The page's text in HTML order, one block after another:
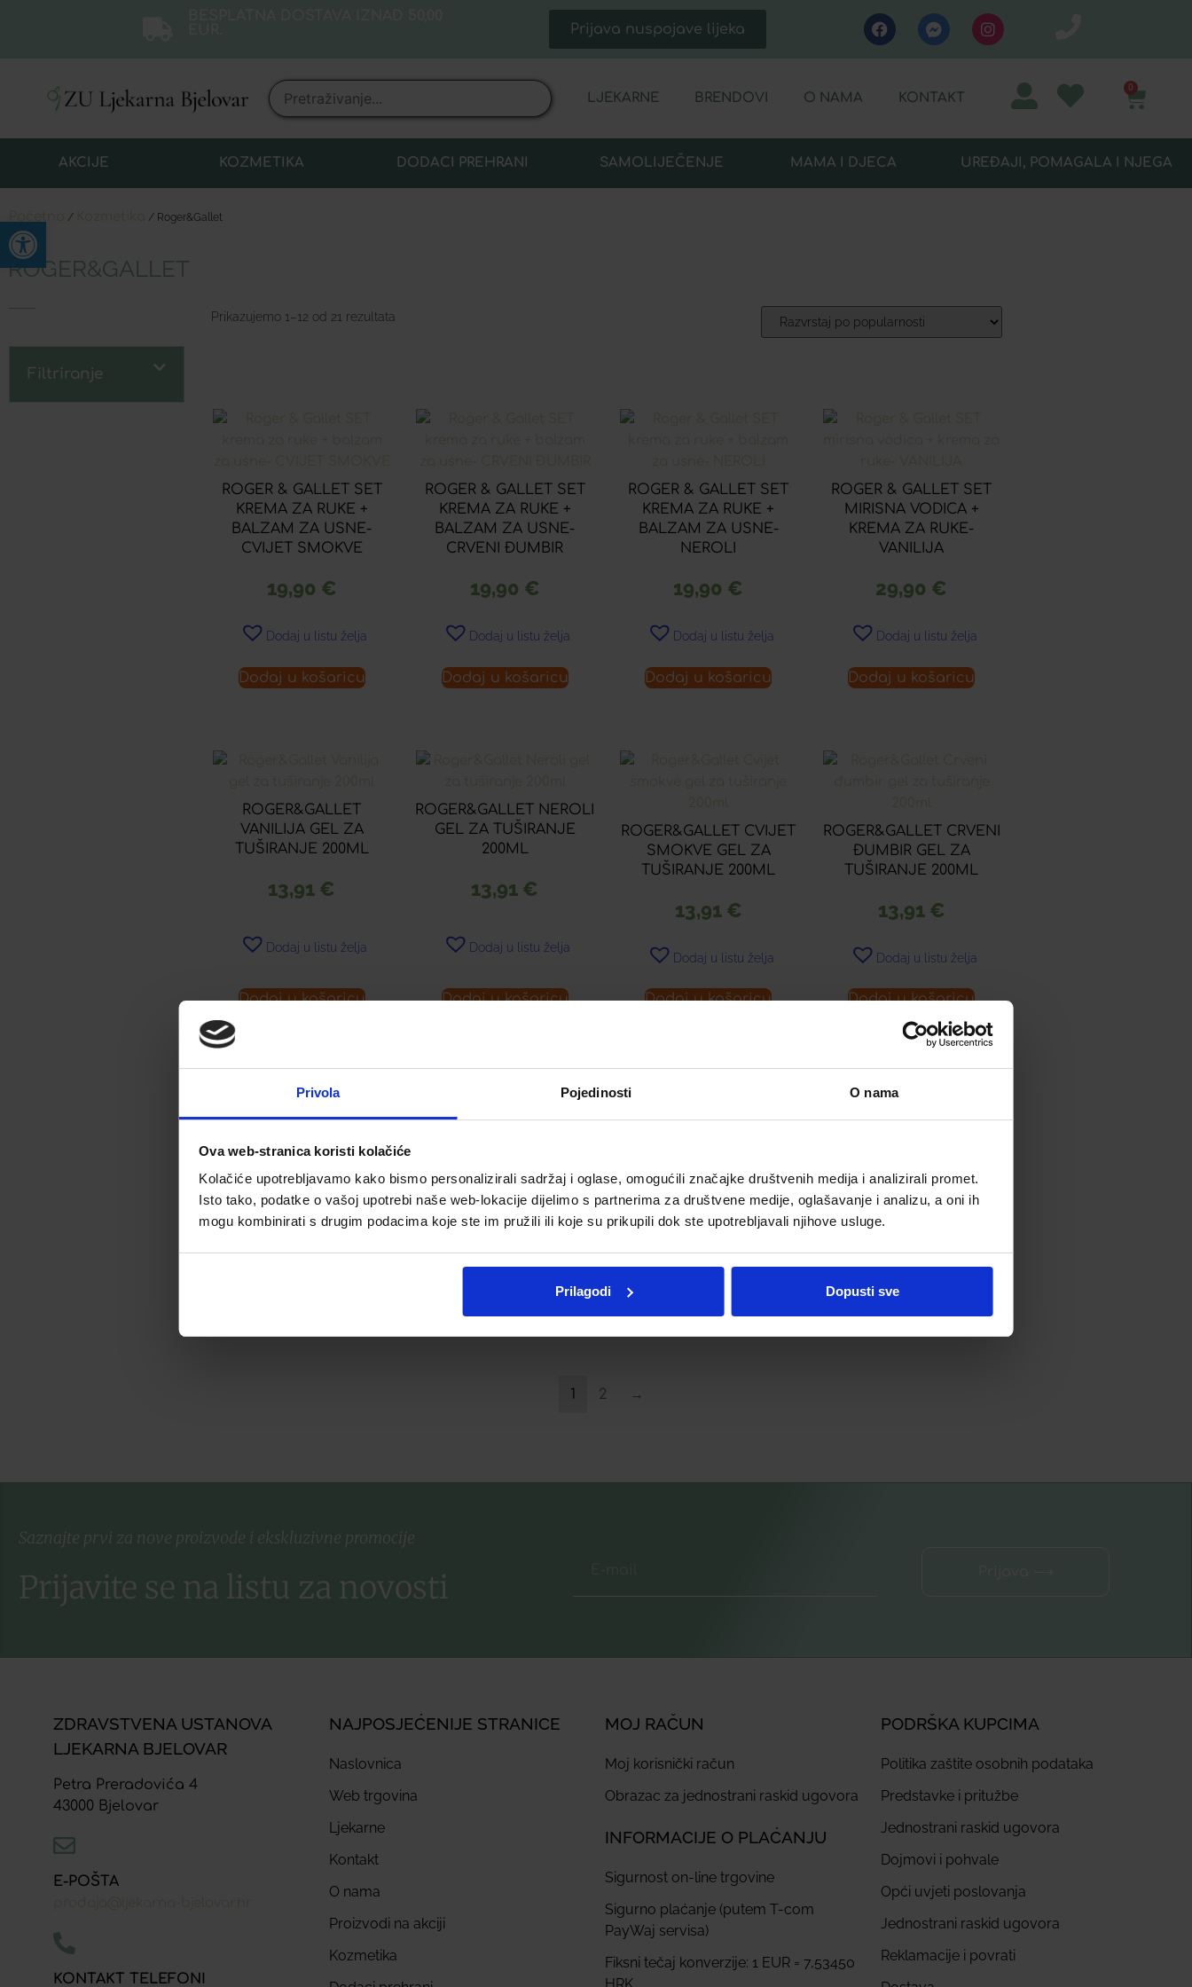
Privola Pojedinosti O nama
Ova web-stranica koristi kolačiće
Kolačiće upotrebljavamo kako bismo personalizirali sadržaj i oglase, omogućili značajke društvenih medija i analizirali promet.
Isto tako, podatke o vašoj upotrebi naše web-lokacije dijelimo s partnerima za društvene medije, oglašavanje i analizu, a oni ih
mogu kombinirati s drugim podacima koje ste im pružili ili koje su prikupili dok ste upotrebljavali njihove usluge.
Prilagodi Dopusti sve
Prijava nuspojave lijeka
LJEKARNE BRENDOVI O NAMA KONTAKT
0
AKCIJE KOZMETIKA DODACI PREHRANI SAMOLIJEČENJE MAMA I DJECA UREĐAJI, POMAGALA I NJEGA
/ / Roger&Gallet
ROGER&GALLET
Filtriranje
Prikazujemo 1–12 od 21 rezultata
ROGER & GALLET SET
KREMA ZA RUKE +
BALZAM ZA USNE-
CVIJET SMOKVE
19,90 €
Dodaj u listu želja
Dodaj u košaricu
ROGER & GALLET SET
KREMA ZA RUKE +
BALZAM ZA USNE-
CRVENI ĐUMBIR
19,90 €
Dodaj u listu želja
Dodaj u košaricu
ROGER & GALLET SET
KREMA ZA RUKE +
BALZAM ZA USNE-
NEROLI
19,90 €
Dodaj u listu želja
Dodaj u košaricu
ROGER & GALLET SET
MIRISNA VODICA +
KREMA ZA RUKE-
VANILIJA
29,90 €
Dodaj u listu želja
Dodaj u košaricu
ROGER&GALLET
VANILIJA GEL ZA
TUŠIRANJE 200ML
13,91 €
Dodaj u listu želja
Dodaj u košaricu
ROGER&GALLET NEROLI
GEL ZA TUŠIRANJE
200ML
13,91 €
Dodaj u listu želja
Dodaj u košaricu
ROGER&GALLET CVIJET
SMOKVE GEL ZA
TUŠIRANJE 200ML
13,91 €
Dodaj u listu želja
Dodaj u košaricu
ROGER&GALLET CRVENI
ĐUMBIR GEL ZA
TUŠIRANJE 200ML
13,91 €
Dodaj u listu želja
Dodaj u košaricu
VANILIJA KREMA 30ML
9,91€ 9,91€
Dodaj u košaricu
NARANČE KREMA 30ML
9,91€
Dodaj u listu želja
Dodaj u košaricu
OSMANTHUS KREMA
ZA RUKE 30ML
9,91
Dodaj u košaricu
1 2 →
Saznajte prvi za nove proizvode i ekskluzivne promocije
Prijavite se na listu za novosti
ZDRAVSTVENA USTANOVA
LJEKARNA BJELOVAR
Petra Preradovića 4
43000 Bjelovar
E-POŠTA
KONTAKT TELEFONI
NAJPOSJEĆENIJE STRANICE
Naslovnica
Web trgovina
Ljekarne
Kontakt
O nama
Proizvodi na akciji
Kozmetika
MOJ RAČUN
Moj korisnički račun
Obrazac za jednostrani raskid ugovora
INFORMACIJE O PLAĆANJU
Sigurnost on-line trgovine
Sigurno plaćanje (putem T-com
PayWaj servisa)
Fiksni tečaj konverzije: 1 EUR = 7,53450
PODRŠKA KUPCIMA
Politika zaštite osobnih podataka
Predstavke i pritužbe
Jednostrani raskid ugovora
Dojmovi i pohvale
Opći uvjeti poslovanja
Jednostrani raskid ugovora
Reklamacije i povrati
Open toolbar